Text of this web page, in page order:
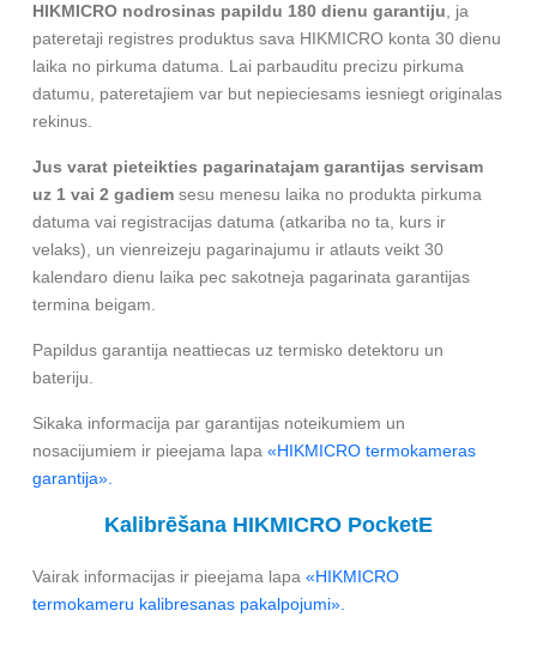
HIKMICRO nodrosinas papildu 180 dienu garantiju, ja
pateretaji registres produktus sava HIKMICRO konta 30 dienu
laika no pirkuma datuma. Lai parbauditu precizu pirkuma
datumu, pateretajiem var but nepieciesams iesniegt originalas
rekinus.
Jus varat pieteikties pagarinatajam garantijas servisam
uz 1 vai 2 gadiem sesu menesu laika no produkta pirkuma
datuma vai registracijas datuma (atkariba no ta, kurs ir
velaks), un vienreizeju pagarinajumu ir atlauts veikt 30
kalendaro dienu laika pec sakotneja pagarinata garantijas
termina beigam.
Papildus garantija neattiecas uz termisko detektoru un
bateriju.
Sikaka informacija par garantijas noteikumiem un
nosacijumiem ir pieejama lapa «HIKMICRO termokameras
garantija».
Kalibrēšana HIKMICRO PocketE
Vairak informacijas ir pieejama lapa «HIKMICRO
termokameru kalibresanas pakalpojumi».